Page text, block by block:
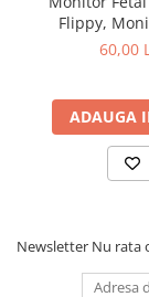
Flippy,
Sarcina,
Portabil, din
x 3 cm,
60,00
ADAUGA
Newsletter Nu rata